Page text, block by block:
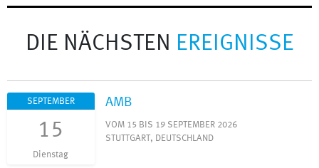
DIE NÄCHSTEN EREIGNISSE
SEPTEMBER
15
Dienstag
AMB
VOM 15 BIS 19 SEPTEMBER 2026
STUTTGART, DEUTSCHLAND